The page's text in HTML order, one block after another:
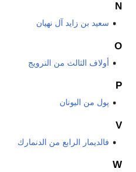
N
سعيد بن زايد آل نهيان
O
أولاف الثالث من النرويج
P
پول من اليونان
V
فالديمار الرابع من الدنمارك
W